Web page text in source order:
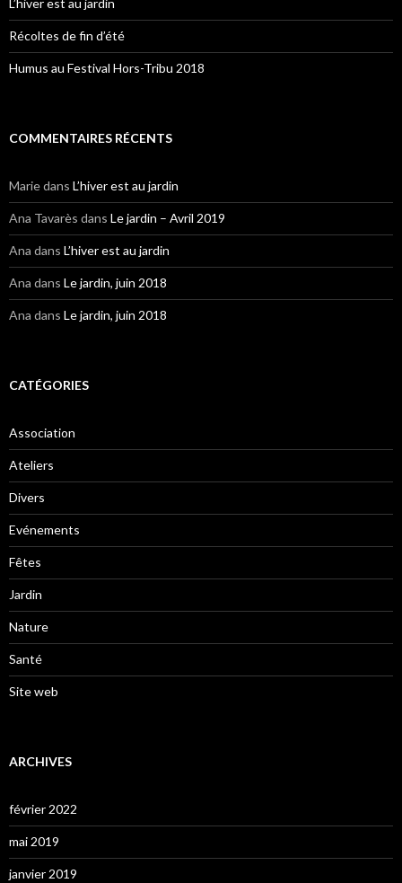
L’hiver est au jardin
Récoltes de fin d’été
Humus au Festival Hors-Tribu 2018
COMMENTAIRES RÉCENTS
Mariedans L’hiver est au jardin
Ana Tavarès dans Le jardin – Avril 2019
Ana dans L’hiver est au jardin
Ana dans Le jardin, juin 2018
Ana dans Le jardin, juin 2018
CATÉGORIES
Association
Ateliers
Divers
Evénements
Fêtes
Jardin
Nature
Santé
Site web
ARCHIVES
février 2022
mai 2019
janvier 2019